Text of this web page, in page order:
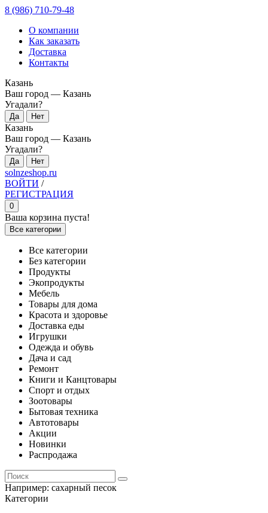
8 (986) 710-79-48
О компании
Как заказать
Доставка
Контакты
Казань
Ваш город — Казань
Угадали?
Казань
Ваш город — Казань
Угадали?
solnzeshop.ru
ВОЙТИ /
РЕГИСТРАЦИЯ
0
Ваша корзина пуста!
Все категории
Все категории
Без категории
Продукты
Экопродукты
Мебель
Товары для дома
Красота и здоровье
Доставка еды
Игрушки
Одежда и обувь
Дача и сад
Ремонт
Книги и Канцтовары
Спорт и отдых
Зоотовары
Бытовая техника
Автотовары
Акции
Новинки
Распродажа
Например: сахарный песок
Категории